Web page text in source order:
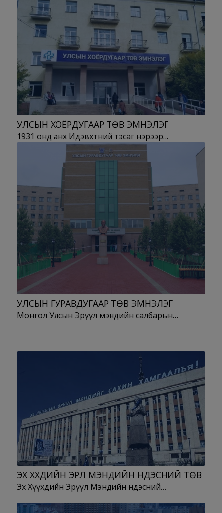
УЛСЫН ХОЁРДУГААР ТӨВ ЭМНЭЛЭГ
1931 онд анх Идэвхтний тэсаг нэрээр…
УЛСЫН ГУРАВДУГААР ТӨВ ЭМНЭЛЭГ
Монгол Улсын Эрүүл мэндийн салбарын…
ЭХ ХҮҮХДИЙН ЭРҮҮЛ МЭНДИЙН ҮНДЭСНИЙ ТӨВ
Эх Хүүхдийн Эрүүл Мэндийн Үндэсний…